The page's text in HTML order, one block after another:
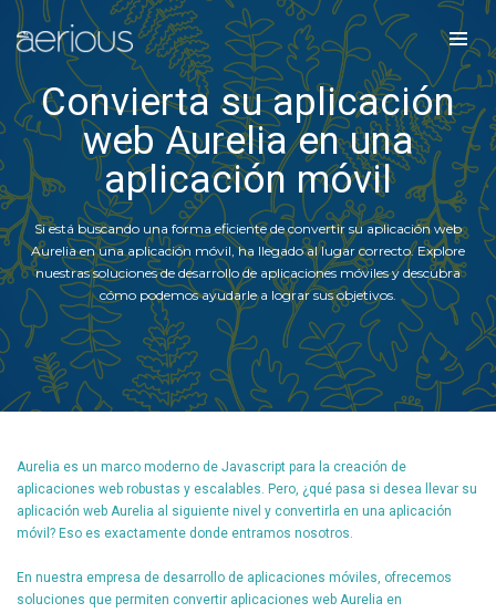
Convierta su aplicación
web Aurelia en una
aplicación móvil
Si está buscando una forma eficiente de convertir su aplicación web
Aurelia en una aplicación móvil, ha llegado al lugar correcto. Explore
nuestras soluciones de desarrollo de aplicaciones móviles y descubra
cómo podemos ayudarle a lograr sus objetivos.
Aurelia es un marco moderno de Javascript para la creación de
aplicaciones web robustas y escalables. Pero, ¿qué pasa si desea llevar su
aplicación web Aurelia al siguiente nivel y convertirla en una aplicación
móvil? Eso es exactamente donde entramos nosotros.
En nuestra empresa de desarrollo de aplicaciones móviles, ofrecemos
soluciones que permiten convertir aplicaciones web Aurelia en